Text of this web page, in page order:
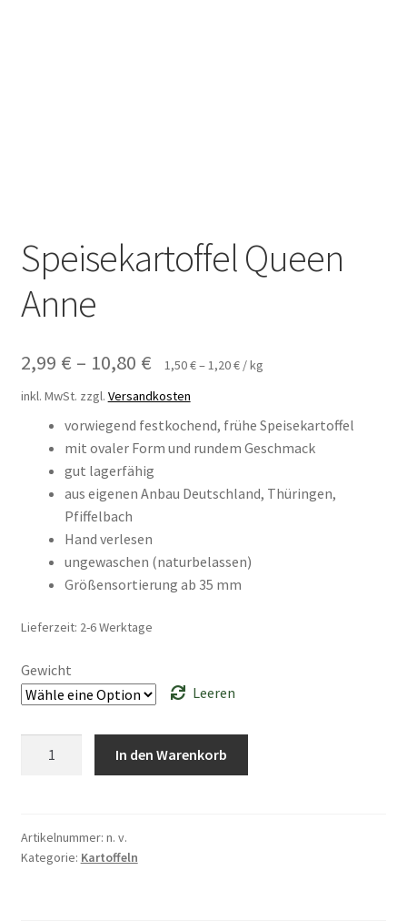
Speisekartoffel Queen
Anne
2,99 € – 10,80 € 1,50€–1,20€ /kg
inkl. MwSt. zzgl. Versandkosten
vorwiegend festkochend, frühe Speisekartoffel
mit ovaler Form und rundem Geschmack
gut lagerfähig
aus eigenen Anbau Deutschland, Thüringen,
Pfiffelbach
Hand verlesen
ungewaschen (naturbelassen)
Größensortierung ab 35 mm
Lieferzeit: 2-6 Werktage
Gewicht
Leeren
In den Warenkorb
Artikelnummer: n. v.
Kategorie: Kartoffeln